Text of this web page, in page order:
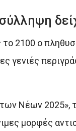
2100 ο
γενιές
Νέων 2025»,
μορφές